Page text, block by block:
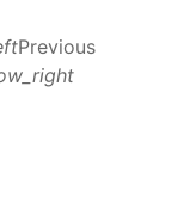
Previous